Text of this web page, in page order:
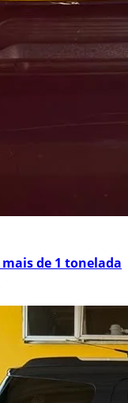
de 1 tonelada